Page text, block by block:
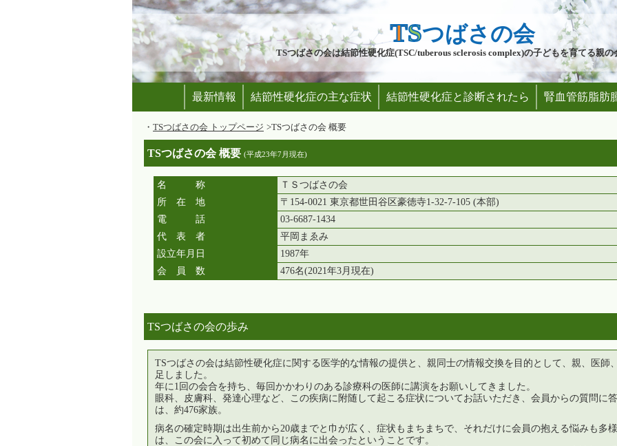
TSつばさの会
TSつばさの会は結節性硬化症(TSC/tuberous sclerosis complex)の子どもを育てる親の
最新情報 結節性硬化症の主な症状 結節性硬化症と診断されたら 腎血管筋脂肪
TSつばさの会 トップページ TSつばさの会 概要
TSつばさの会 概要 (平成23年7月現在)
名 称
ＴＳつばさの会
所 在 地
〒154-0021 東京都世田谷区豪徳寺1-32-7-105 (本部)
電 話
03-6687-1434
代 表 者
平岡まゑみ
設立年月日
1987年
会 員 数
476名(2021年3月現在)
TSつばさの会の歩み
TSつばさの会は結節性硬化症に関する医学的な情報の提供と、親同士の情報交換を目的として、親、医師
足しました。
年に1回の会合を持ち、毎回かかわりのある診療科の医師に講演をお願いしてきました。
眼科、皮膚科、発達心理など、この疾病に附随して起こる症状についてお話いただき、会員からの質問に
は、約476家族。
病名の確定時期は出生前から20歳までと巾が広く、症状もまちまちで、それだけに会員の抱える悩みも多
は、この会に入って初めて同じ病名に出会ったということです。